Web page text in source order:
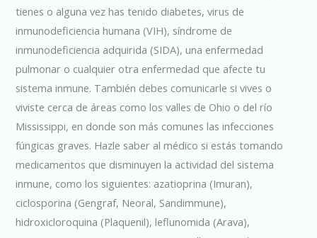
tienes o alguna vez has tenido diabetes, virus de
inmunodeficiencia humana (VIH), síndrome de
inmunodeficiencia adquirida (SIDA), una enfermedad
pulmonar o cualquier otra enfermedad que afecte tu
sistema inmune. También debes comunicarle si vives o
viviste cerca de áreas como los valles de Ohio o del río
Mississippi, en donde son más comunes las infecciones
fúngicas graves. Hazle saber al médico si estás tomando
medicamentos que disminuyen la actividad del sistema
inmune, como los siguientes: azatioprina (Imuran),
ciclosporina (Gengraf, Neoral, Sandimmune),
hidroxicloroquina (Plaquenil), leflunomida (Arava),